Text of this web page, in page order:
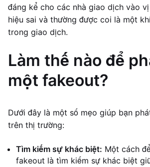
đáng kể cho các nhà giao dịch vào
hiệu sai và thường được coi là một
trong giao dịch.
Làm thế nào để
một fakeout?
Dưới đây là một số mẹo giúp bạn
trên thị trường:
Tìm kiếm sự khác biệt: Một cách
fakeout là tìm kiếm sự khác biệt